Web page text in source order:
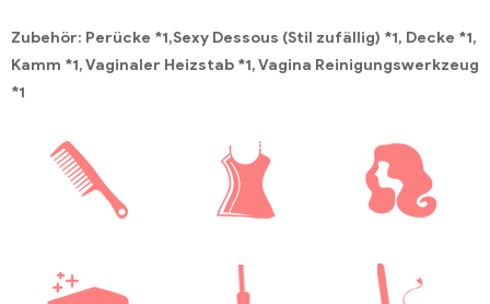
Zubehör: Perücke *1,Sexy Dessous (Stil zufällig) *1, Decke *1,
Kamm *1, Vaginaler Heizstab *1, Vagina Reinigungswerkzeug
*1